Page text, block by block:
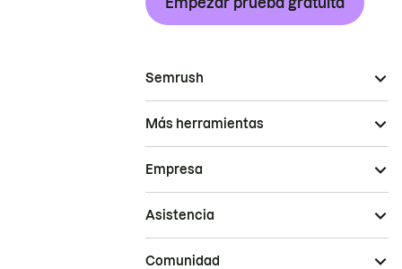
Semrush
Más herramientas
Empresa
Asistencia
Comunidad